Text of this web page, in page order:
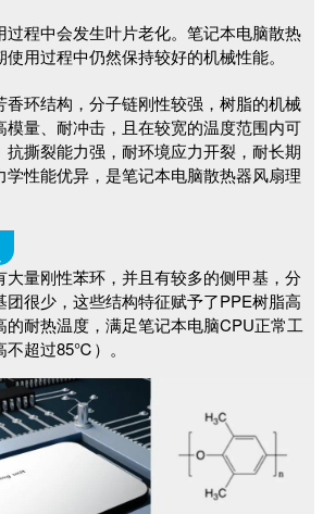
程中会发生叶片老化。 笔记本电脑散热
用过程中仍然保持较好的机械性能。
香环结构，分子链刚性较强，树脂的机械
模量、耐冲击，且在较宽的温度范围内可
抗撕裂能力强，耐环境应力开裂，耐长期
性能优异，是笔记本电脑散热器风扇理
大量刚性苯环，并且有较多的侧甲基，分
很少，这些结构特征赋予了PPE树脂高
的耐热温度，满足笔记本电脑CPU正常工
不超过85℃）。